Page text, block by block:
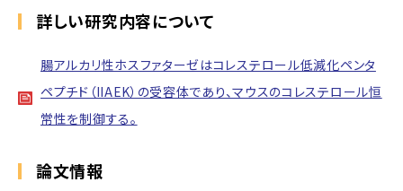
詳しい研究内容について
腸アルカリ性ホスファターゼはコレステロール低減化ペンタ
ペプチド（IIAEK）の受容体であり、マウスのコレステロール恒
常性を制御する。
論文情報